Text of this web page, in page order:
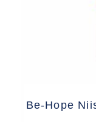
Be-Hope